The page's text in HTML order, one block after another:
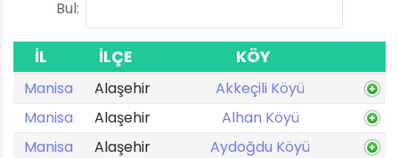
Bul:
İL İLÇE KÖY
Manisa Alaşehir
Akkeçili Köyü
Manisa
Alaşehir
Alhan Köyü
Manisa
Alaşehir
Aydoğdu Köyü